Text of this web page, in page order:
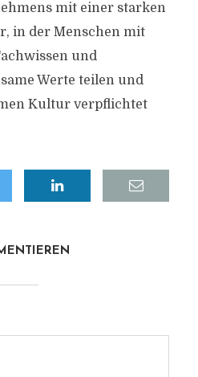
mit einer starken
in der Menschen mit
und
Werte teilen und
Kultur verpflichtet